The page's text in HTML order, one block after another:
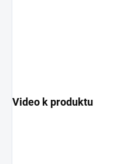
Video k produktu